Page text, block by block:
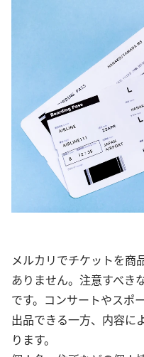
メルカリでチケットを商
ありません。注意すべき
です。コンサートやスポ
出品できる一方、内容に
ります。